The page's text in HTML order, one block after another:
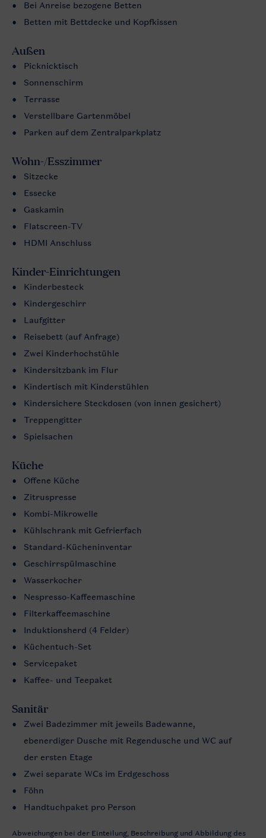
Bei Anreise bezogene Betten
Betten mit Bettdecke und Kopfkissen
Außen
Picknicktisch
Sonnenschirm
Terrasse
Verstellbare Gartenmöbel
Parken auf dem Zentralparkplatz
Wohn-/Esszimmer
Sitzecke
Essecke
Gaskamin
Flatscreen-TV
HDMI Anschluss
Kinder-Einrichtungen
Kinderbesteck
Kindergeschirr
Laufgitter
Reisebett (auf Anfrage)
Zwei Kinderhochstühle
Kindersitzbank im Flur
Kindertisch mit Kinderstühlen
Kindersichere Steckdosen (von innen gesichert)
Treppengitter
Spielsachen
Küche
Offene Küche
Zitruspresse
Kombi-Mikrowelle
Kühlschrank mit Gefrierfach
Standard-Kücheninventar
Geschirrspülmaschine
Wasserkocher
Nespresso-Kaffeemaschine
Filterkaffeemaschine
Induktionsherd (4 Felder)
Küchentuch-Set
Servicepaket
Kaffee- und Teepaket
Sanitär
Zwei Badezimmer mit jeweils Badewanne,
ebenerdiger Dusche mit Regendusche und WC auf
der ersten Etage
Zwei separate WCs im Erdgeschoss
Föhn
Handtuchpaket pro Person
Abweichungen bei der Einteilung, Beschreibung und Abbildung des